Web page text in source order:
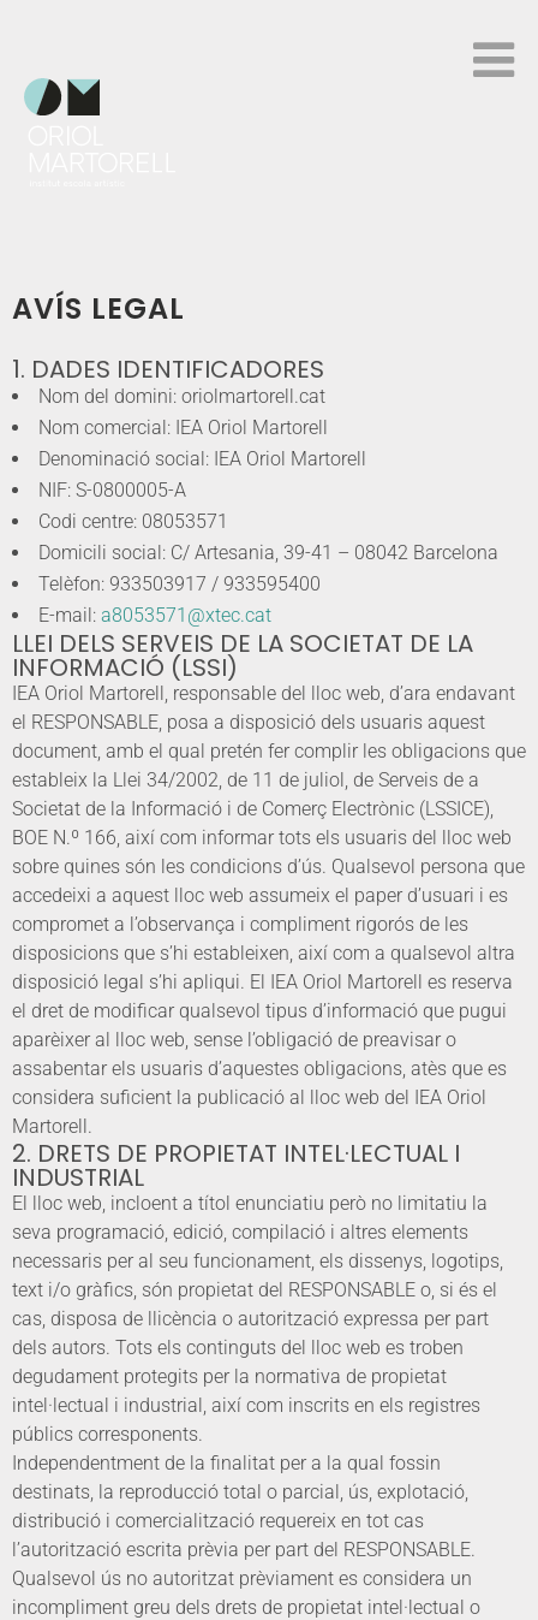
AVÍS LEGAL
1.⁠ DADES IDENTIFICADORES
Nom del domini: oriolmartorell.cat
Nom comercial: IEA Oriol Martorell
Denominació social: IEA Oriol Martorell
NIF: S-0800005-A
Codi centre: 08053571
Domicili social: C/ Artesania, 39-41 – 08042 Barcelona
Telèfon: 933503917 / 933595400
E-mail: a8053571@xtec.cat
LLEI DELS SERVEIS DE LA SOCIETAT DE LA
INFORMACIÓ (LSSI)
IEA Oriol Martorell, responsable del lloc web, d’ara endavant
el RESPONSABLE, posa a disposició dels usuaris aquest
document, amb el qual pretén fer complir les obligacions que
estableix la Llei 34/2002, de 11 de juliol, de Serveis de a
Societat de la Informació i de Comerç Electrònic (LSSICE),
BOE N.º 166, així com informar tots els usuaris del lloc web
sobre quines són les condicions d’ús. Qualsevol persona que
accedeixi a aquest lloc web assumeix el paper d’usuari i es
compromet a l’observança i compliment rigorós de les
disposicions que s’hi estableixen, així com a qualsevol altra
disposició legal s’hi apliqui. El IEA Oriol Martorell es reserva
el dret de modificar qualsevol tipus d’informació que pugui
aparèixer al lloc web, sense l’obligació de preavisar o
assabentar els usuaris d’aquestes obligacions, atès que es
considera suficient la publicació al lloc web del IEA Oriol
Martorell.
2. DRETS DE PROPIETAT INTEL·LECTUAL I
INDUSTRIAL
El lloc web, incloent a títol enunciatiu però no limitatiu la
seva programació, edició, compilació i altres elements
necessaris per al seu funcionament, els dissenys, logotips,
text i/o gràfics, són propietat del RESPONSABLE o, si és el
cas, disposa de llicència o autorització expressa per part
dels autors. Tots els continguts del lloc web es troben
degudament protegits per la normativa de propietat
intel·lectual i industrial, així com inscrits en els registres
públics corresponents.
Independentment de la finalitat per a la qual fossin
destinats, la reproducció total o parcial, ús, explotació,
distribució i comercialització requereix en tot cas
l’autorització escrita prèvia per part del RESPONSABLE.
Qualsevol ús no autoritzat prèviament es considera un
incompliment greu dels drets de propietat intel·lectual o